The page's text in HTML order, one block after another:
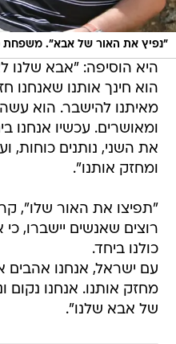
"נפיץ את האור של אבא". משפחת
היא הוסיפה: "אבא שלנו
הוא חינך אותנו שאנחנו
מאיתנו להישבר. הוא
ומאושרים. עכשיו אנחנו
את השני, נותנים כוחות,
ומחזק אותנו".
"תפיצו את האור שלו",
רוצים שאנשים יישברו, כי
כולנו ביחד.
עם ישראל, אנחנו אהבים
מחזק אותנו. אנחנו נקום
של אבא שלנו".